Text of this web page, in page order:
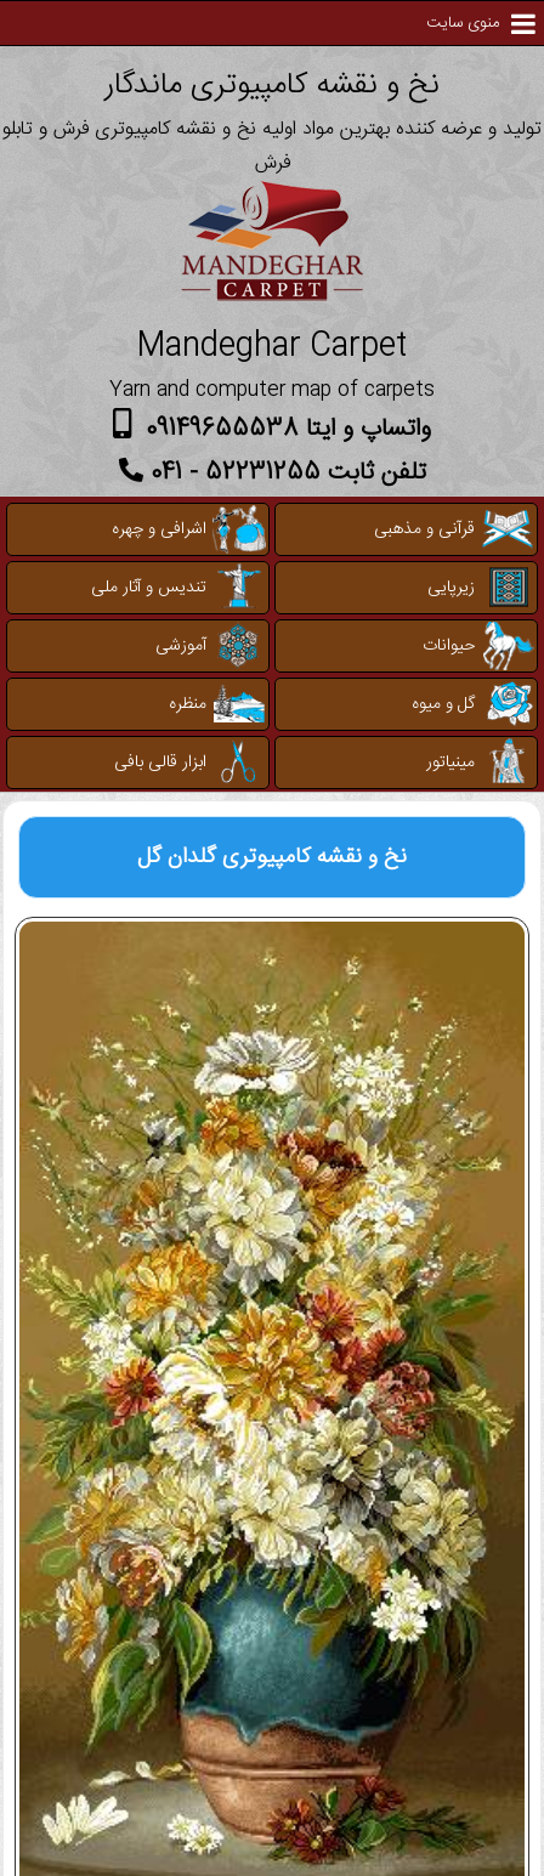
منوی سایت
نخ و نقشه کامپیوتری ماندگار
تولید و عرضه کننده بهترین مواد اولیه نخ و نقشه کامپیوتری فرش و تابلو
فرش
Mandeghar Carpet
Yarn and computer map of carpets
واتساپ و ایتا 09149655538
تلفن ثابت 52231255 - 041
قرآنی و مذهبی
اشرافی و چهره
زیرپایی
تندیس و آثار ملی
حیوانات
آموزشی
گل و میوه
منظره
مینیاتور
ابزار قالی بافی
نخ و نقشه کامپیوتریگلدان گل